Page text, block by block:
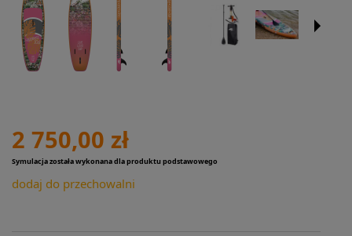
2 750,00 zł
Symulacja została wykonana dla produktu podstawowego
dodaj do przechowalni